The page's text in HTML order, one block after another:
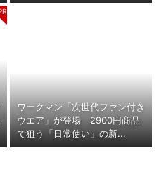
ワークマン「次世代ファン付き
ウエア」が登場 2900円商品
で狙う「日常使い」の新...